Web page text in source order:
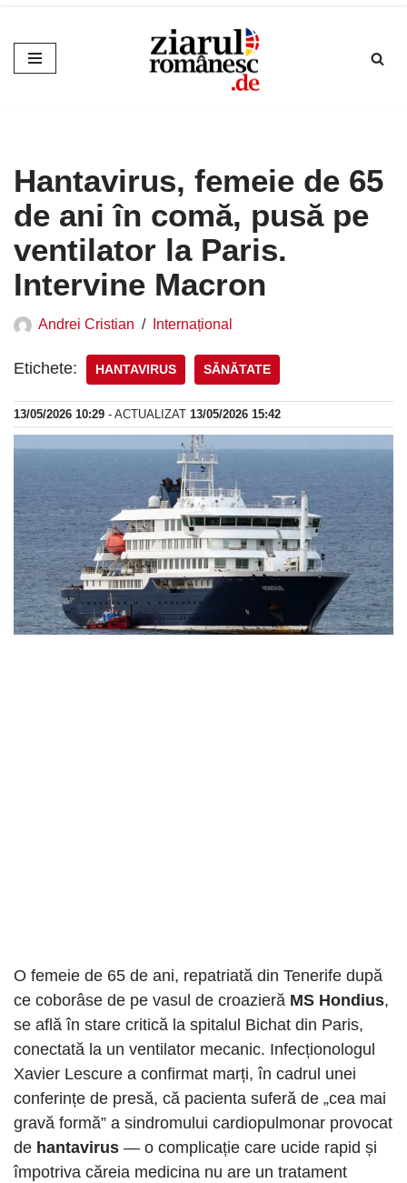
Sari
la
Hantavirus, femeie de 65
de ani în comă, pusă pe
ventilator la Paris.
Intervine Macron
Andrei Cristian Internațional
Etichete: HANTAVIRUS SĂNĂTATE
13/05/2026 10:29 - ACTUALIZAT 13/05/2026 15:42
O femeie de 65 de ani, repatriată din Tenerife după
ce coborâse de pe vasul de croazieră MS Hondius,
se află în stare critică la spitalul Bichat din Paris,
conectată la un ventilator mecanic. Infecționologul
Xavier Lescure a confirmat marți, în cadrul unei
conferințe de presă, că pacienta suferă de „cea mai
gravă formă” a sindromului cardiopulmonar provocat
de hantavirus — o complicație care ucide rapid și
împotriva căreia medicina nu are un tratament